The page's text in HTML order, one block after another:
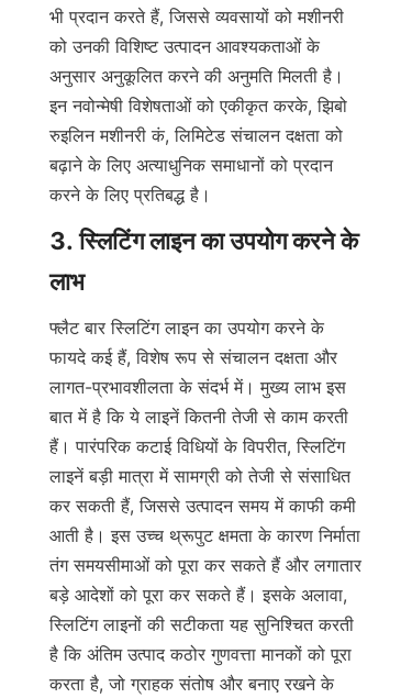
भी प्रदान करते हैं, जिससे व्यवसायों को मशीनरी
को उनकी विशिष्ट उत्पादन आवश्यकताओं के
अनुसार अनुकूलित करने की अनुमति मिलती है।
इन नवोन्मेषी विशेषताओं को एकीकृत करके, झिबो
रुइलिन मशीनरी कं, लिमिटेड संचालन दक्षता को
बढ़ाने के लिए अत्याधुनिक समाधानों को प्रदान
करने के लिए प्रतिबद्ध है।
3. स्लिटिंग लाइन का उपयोग करने के
लाभ
फ्लैट बार स्लिटिंग लाइन का उपयोग करने के
फायदे कई हैं, विशेष रूप से संचालन दक्षता और
लागत-प्रभावशीलता के संदर्भ में। मुख्य लाभ इस
बात में है कि ये लाइनें कितनी तेजी से काम करती
हैं। पारंपरिक कटाई विधियों के विपरीत, स्लिटिंग
लाइनें बड़ी मात्रा में सामग्री को तेजी से संसाधित
कर सकती हैं, जिससे उत्पादन समय में काफी कमी
आती है। इस उच्च थ्रूपुट क्षमता के कारण निर्माता
तंग समयसीमाओं को पूरा कर सकते हैं और लगातार
बड़े आदेशों को पूरा कर सकते हैं। इसके अलावा,
स्लिटिंग लाइनों की सटीकता यह सुनिश्चित करती
है कि अंतिम उत्पाद कठोर गुणवत्ता मानकों को पूरा
करता है, जो ग्राहक संतोष और बनाए रखने के